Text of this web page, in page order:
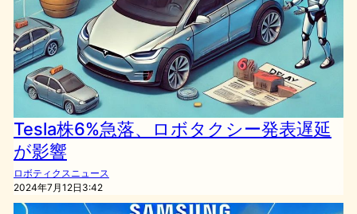
Tesla株6%急落、ロボタクシー発表遅延
が影響
ロボティクスニュース
2024年7月12日3:42